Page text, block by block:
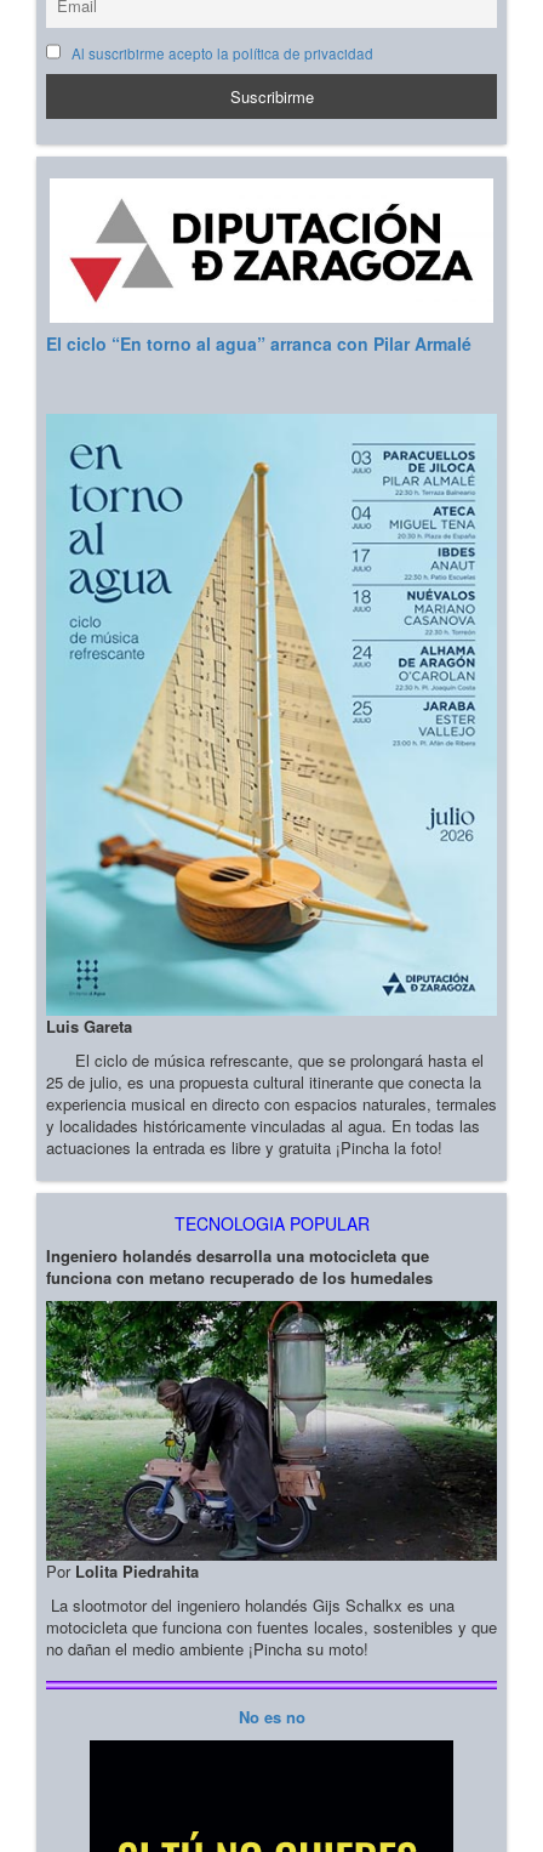
Al suscribirme acepto la política de privacidad
El ciclo “En torno al agua” arranca con Pilar Armalé
Luis Gareta
El ciclo de música refrescante, que se prolongará hasta el
25 de julio, es una propuesta cultural itinerante que conecta la
experiencia musical en directo con espacios naturales, termales
y localidades históricamente vinculadas al agua. En todas las
actuaciones la entrada es libre y gratuita ¡Pincha la foto!
TECNOLOGIA POPULAR
Ingeniero holandés desarrolla una motocicleta que
funciona con metano recuperado de los humedales
Por Lolita Piedrahita
La slootmotor del ingeniero holandés Gijs Schalkx es una
motocicleta que funciona con fuentes locales, sostenibles y que
no dañan el medio ambiente ¡Pincha su moto!
No es no